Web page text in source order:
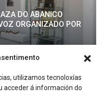
utilizamos tecnoloxías
acceder á información do
DO ABANICO
ORGANIZADO POR